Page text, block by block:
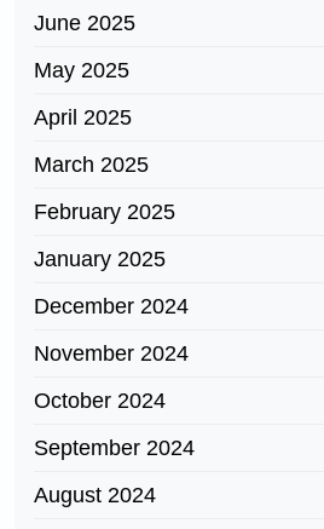
June 2025
May 2025
April 2025
March 2025
February 2025
January 2025
December 2024
November 2024
October 2024
September 2024
August 2024